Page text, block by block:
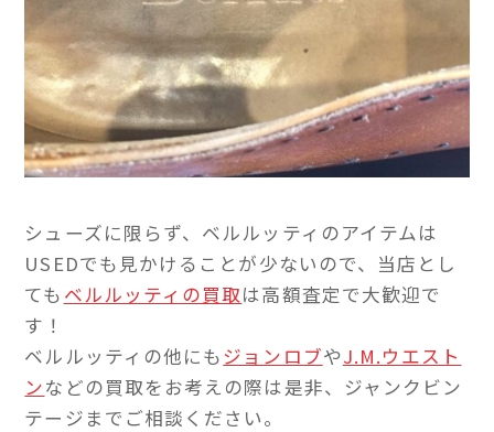
シューズに限らず、ベルルッティのアイテムは
USEDでも見かけることが少ないので、当店とし
ても ベルルッティの買取は高額査定で大歓迎で
す！
ベルルッティの他にもジョンロブやJ.M.ウエスト
ンなどの買取をお考えの際は是非、ジャンクビン
テージまでご相談ください。